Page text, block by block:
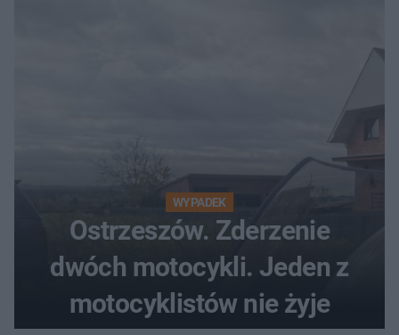
WYPADEK
Ostrzeszów. Zderzenie
dwóch motocykli. Jeden z
motocyklistów nie żyje